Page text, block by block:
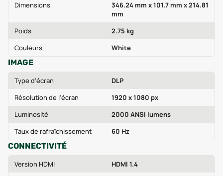
Dimensions
346.24 mm x 101.7 mm x 214.81
mm
Poids
2.75 kg
Couleurs
White
IMAGE
Type d'écran
DLP
Résolution de l'écran
1920 x 1080 px
Luminosité
2000 ANSI lumens
Taux de rafraîchissement
60 Hz
CONNECTIVITÉ
Version HDMI
HDMI 1.4